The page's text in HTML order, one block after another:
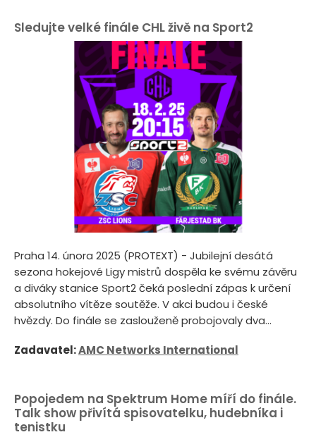
Sledujte velké finále CHL živě na Sport2
Praha 14. února 2025 (PROTEXT) - Jubilejní desátá
sezona hokejové Ligy mistrů dospěla ke svému závěru
a diváky stanice Sport2 čeká poslední zápas k určení
absolutního vítěze soutěže. V akci budou i české
hvězdy. Do finále se zaslouženě probojovaly dva...
Zadavatel:AMC Networks International
Popojedem na Spektrum Home míří do finále.
Talk show přivítá spisovatelku, hudebníka i
tenistku